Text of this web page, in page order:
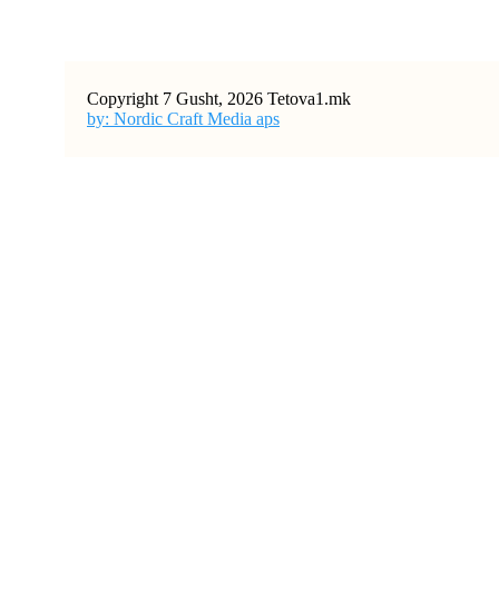
Copyright 7 Gusht, 2026 Tetova1.mk
by: Nordic Craft Media aps